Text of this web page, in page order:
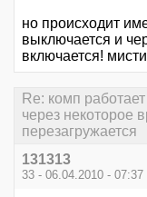
но происходит
выключается и
включается!
Re: комп
через некоторое
перезагружается
131313
33 - 06.04.2010 - 07:37